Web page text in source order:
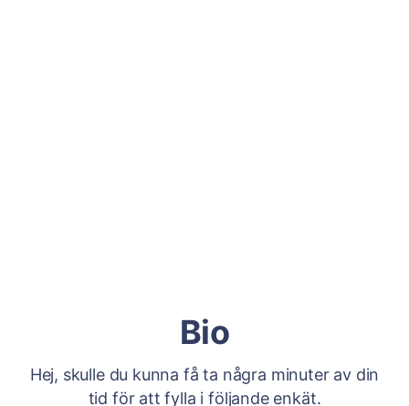
Bio
Hej, skulle du kunna få ta några minuter av din
tid för att fylla i följande enkät.